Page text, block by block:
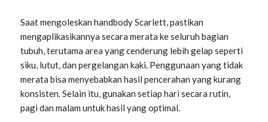
Saat mengoleskan handbody Scarlett, pastikan
mengaplikasikannya secara merata ke seluruh bagian
tubuh, terutama area yang cenderung lebih gelap seperti
siku, lutut, dan pergelangan kaki. Penggunaan yang tidak
merata bisa menyebabkan hasil pencerahan yang kurang
konsisten. Selain itu, gunakan setiap hari secara rutin,
pagi dan malam untuk hasil yang optimal.